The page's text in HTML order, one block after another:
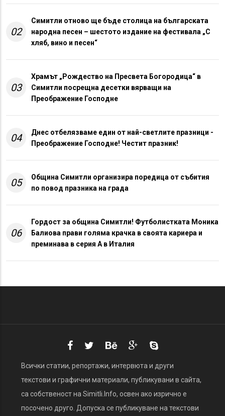
02
Симитли отново ще бъде столица на българската
народна песен – шестото издание на фестивала „С
хляб, вино и песен“
03
Храмът „Рождество на Пресвета Богородица“ в
Симитли посрещна десетки вярващи на
Преображение Господне
04
Днес отбелязваме един от най-светлите празници -
Преображение Господне! Честит празник!
05
Община Симитли организира поредица от събития
по повод празника на града
06
Гордост за община Симитли! Футболистката Моника
Балиова прави голяма крачка в своята кариера и
преминава в серия А в Италия
Всички статии, репортажи, интервюта и други
текстови и графични материали, публикувани в сайта,
са собственост на Simitli.Info, освен ако изрично е
посочено друго. Допуска се публикуване на текстови